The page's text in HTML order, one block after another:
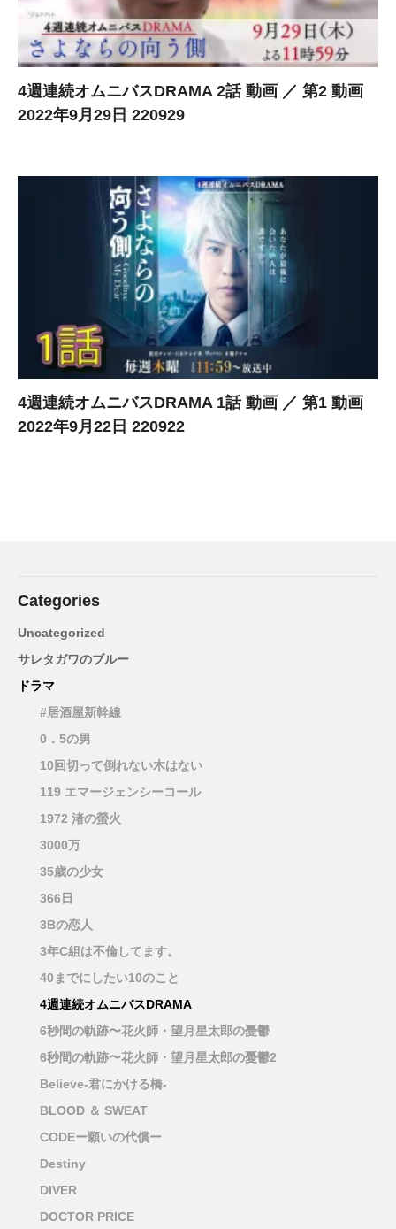
4週連続オムニバスDRAMA 2話 動画 ／ 第2 動画
2022年9月29日 220929
4週連続オムニバスDRAMA 1話 動画 ／ 第1 動画
2022年9月22日 220922
Categories
Uncategorized
サレタガワのブルー
ドラマ
#居酒屋新幹線
0．5の男
10回切って倒れない木はない
119 エマージェンシーコール
1972 渚の螢火
3000万
35歳の少女
366日
3Bの恋人
3年C組は不倫してます。
40までにしたい10のこと
4週連続オムニバスDRAMA
6秒間の軌跡〜花火師・望月星太郎の憂鬱
6秒間の軌跡〜花火師・望月星太郎の憂鬱2
Believe-君にかける橋-
BLOOD ＆ SWEAT
CODEー願いの代償ー
Destiny
DIVER
DOCTOR PRICE